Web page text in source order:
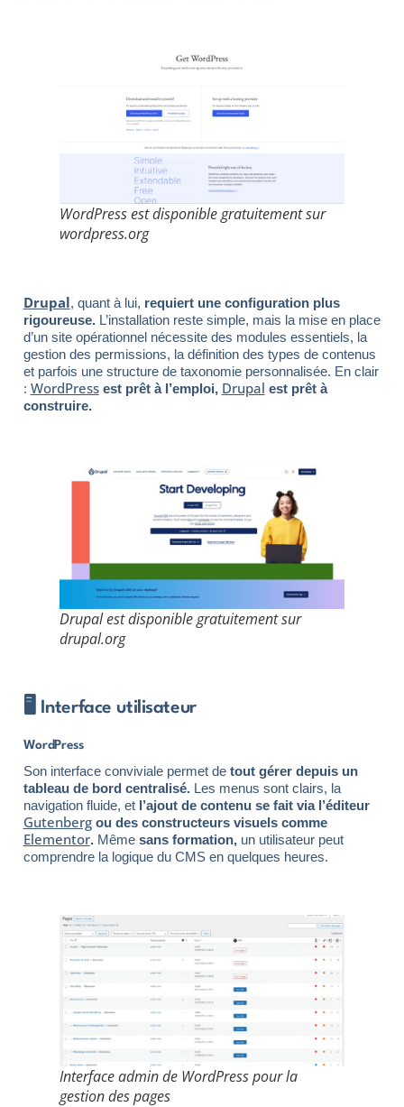
WordPress est disponible gratuitement sur
wordpress.org
Drupal, quant à lui, requiert une configuration plus
rigoureuse.L’installation reste simple, mais la mise en place
d’un site opérationnel nécessite des modules essentiels, la
gestion des permissions, la définition des types de contenus
et parfois une structure de taxonomie personnalisée. En clair
: WordPressest prêt à l’emploi, Drupal est prêt à
construire.
Drupal est disponible gratuitement sur
drupal.org
🖥️ Interface utilisateur
WordPress
Son interface conviviale permet detout gérer depuis un
tableau de bord centralisé.Les menus sont clairs, la
navigation fluide, et l’ajout de contenu se fait via l’éditeur
Gutenbergou des constructeurs visuels comme
Elementor.Même sans formation,un utilisateur peut
comprendre la logique du CMS en quelques heures.
Interface admin de WordPress pour la
gestion des pages